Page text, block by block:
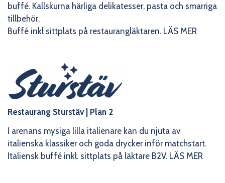
buffé. Kallskurna härliga delikatesser, pasta och smarriga
tillbehör.
Buffé inkl sittplats på restaurangläktaren. LÄS MER
Restaurang Sturstäv| Plan 2
I arenans mysiga lilla italienare kan du njuta av
italienska klassiker och goda drycker inför matchstart.
Italiensk buffé inkl. sittplats på läktare B2V. LÄS MER